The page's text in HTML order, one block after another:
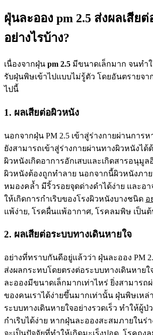
ฝุ่นละออง pm 2.5 ส่งผลเสีย
อย่างไรบ้าง?
เนื่องจากฝุ่น pm 2.5 มีขนาดเล็กมาก จนทำ
รับฝุ่นพิษเข้าไปแบบไม่รู้ตัว โดยอันตรายจา
ไปนี้
1. ผลเสียต่อผิวหนัง
นอกจากฝุ่น PM 2.5 เข้าสู่ร่างกายผ่านการ
ยังสามารถเข้าสู่ร่างกายผ่านทางผิวหนังได้
ผิวหนังเกิดอาการอักเสบและเกิดสารอนุมูล
ผิวหนังต้องถูกทำลาย นอกจากนี้ผิวหนังภา
หมองคล้ำ มีริ้วรอยจุดด่างดำได้ง่าย และอา
ให้เกิดการกำเริบของโรงผิวหนังบางชนิด อ
แพ้ง่าย, โรคผื่นแพ้อากาศ, โรคลมพิษ เป็น
2. ผลเสียต่อระบบทางเดินหายใจ
อย่างที่ทราบกันดีอยู่แล้วว่า ฝุ่นละออง PM
ส่งผลกระทบโดยตรงต่อระบบทางเดินหายใ
ละอองมีขนาดเล็กมากเท่าไหร่ ยิ่งสามารถ
ของคนเราได้ง่ายขึ้นมากเท่านั้น ฝุ่นพิษเหล่
ระบบทางเดินหายใจอย่างรวดเร็ว ทำให้ผู้
กำเริบได้ง่าย หากฝุ่นละอองสะสมภายในร่า